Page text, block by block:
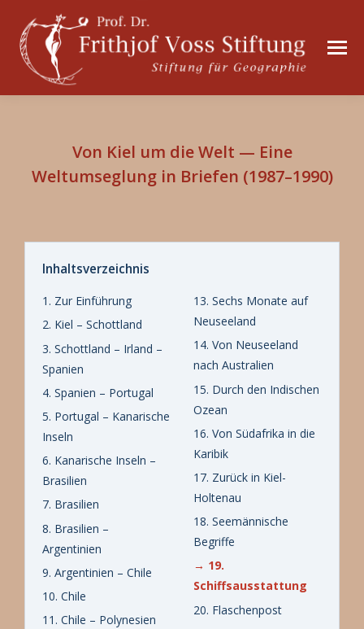
Von Kiel um die Welt — Eine
Weltumseglung in Briefen (1987–1990)
Inhaltsverzeichnis
1. Zur Einführung
2. Kiel – Schottland
3. Schottland – Irland –
Spanien
4. Spanien – Portugal
5. Portugal – Kanarische
Inseln
6. Kanarische Inseln –
Brasilien
7. Brasilien
8. Brasilien –
Argentinien
9. Argentinien – Chile
10. Chile
11. Chile – Polynesien
13. Sechs Monate auf
Neuseeland
14. Von Neuseeland
nach Australien
15. Durch den Indischen
Ozean
16. Von Südafrika in die
Karibik
17. Zurück in Kiel-
Holtenau
18. Seemännische
Begriffe
→ 19.
Schiffsausstattung
20. Flaschenpost